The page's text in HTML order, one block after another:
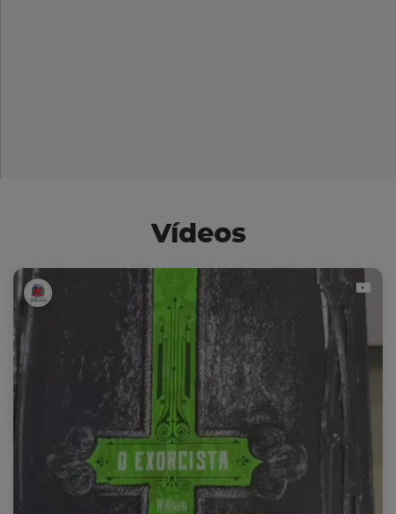
Vídeos